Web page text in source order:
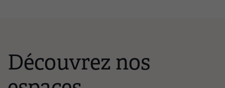
Découvrez nos